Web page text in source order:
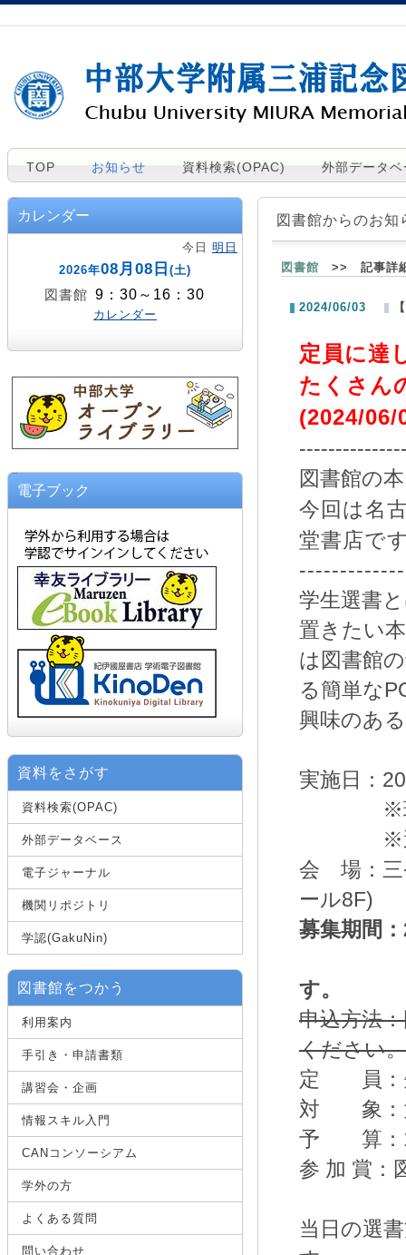
TOP お知らせ 資料検索(OPAC) 外部データベ
カレンダー
今日 明日
2026年08月08日 (土)
図書館 9：30～16：30
カレンダー
電子ブック
資料をさがす
資料検索(OPAC)
外部データベース
電子ジャーナル
機関リポジトリ
学認(GakuNin)
図書館をつかう
利用案内
手引き・申請書類
講習会・企画
情報スキル入門
CANコンソーシアム
学外の方
よくある質問
問い合わせ
図書館からのお知
図書館 >> 記事詳
2024/06/03
定員に達
たくさん
(2024/06/
図書館の
今回は名
堂書店で
学生選書
置きたい
は図書館
る簡単な
興味のあ
実施日：
※現地
※選書
会 場：三
ール8F)
募集期間
す。
申込方法
ください。
定 員
対 象：
予 算：1
参 加 賞：
当日の選